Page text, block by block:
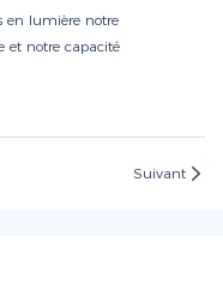
en lumière notre
notre capacité
Suivant